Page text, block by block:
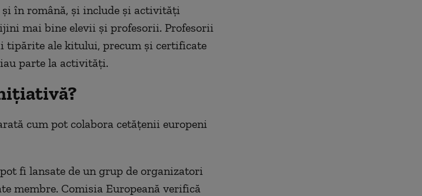
în română, și include și activități
mai bine elevii și profesorii. Profesorii
tipărite ale kitului, precum și certificate
parte la activități.
cum pot colabora cetățenii europeni
fi lansate de un grup de organizatori
membre. Comisia Europeană verifică